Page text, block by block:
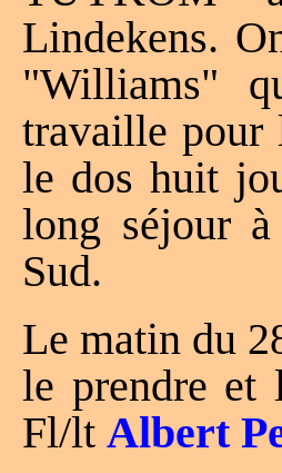
Lindekens.
"Williams"
travaille pour
le dos huit
long séjour
Sud.
Le matin du
le prendre
Fl/lt Albert